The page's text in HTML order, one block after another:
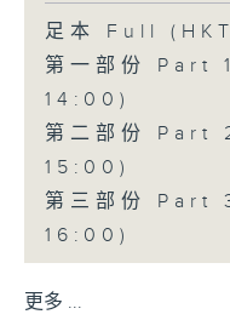
足本 Full
第一部份 Part
14:00)
第二部份 Part
15:00)
第三部份 Part
16:00)
更多 ...